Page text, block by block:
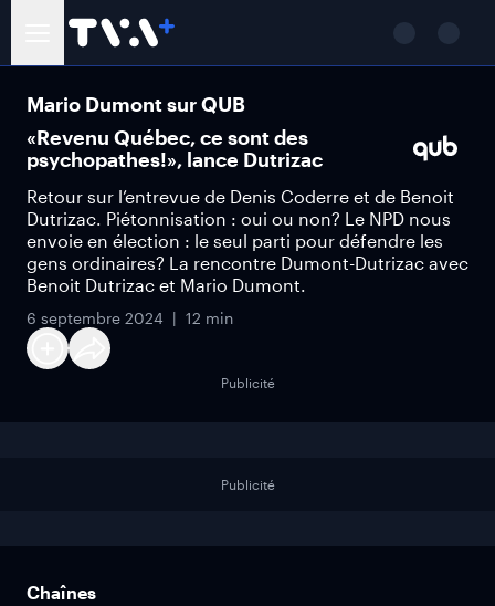
Mario Dumont sur QUB
«Revenu Québec, ce sont des
psychopathes!», lance Dutrizac
Retour sur l’entrevue de Denis Coderre et de Benoit
Dutrizac. Piétonnisation : oui ou non? Le NPD nous
envoie en élection : le seul parti pour défendre les
gens ordinaires? La rencontre Dumont-Dutrizac avec
Benoit Dutrizac et Mario Dumont.
6 septembre 2024 12 min
Publicité
Publicité
Chaînes